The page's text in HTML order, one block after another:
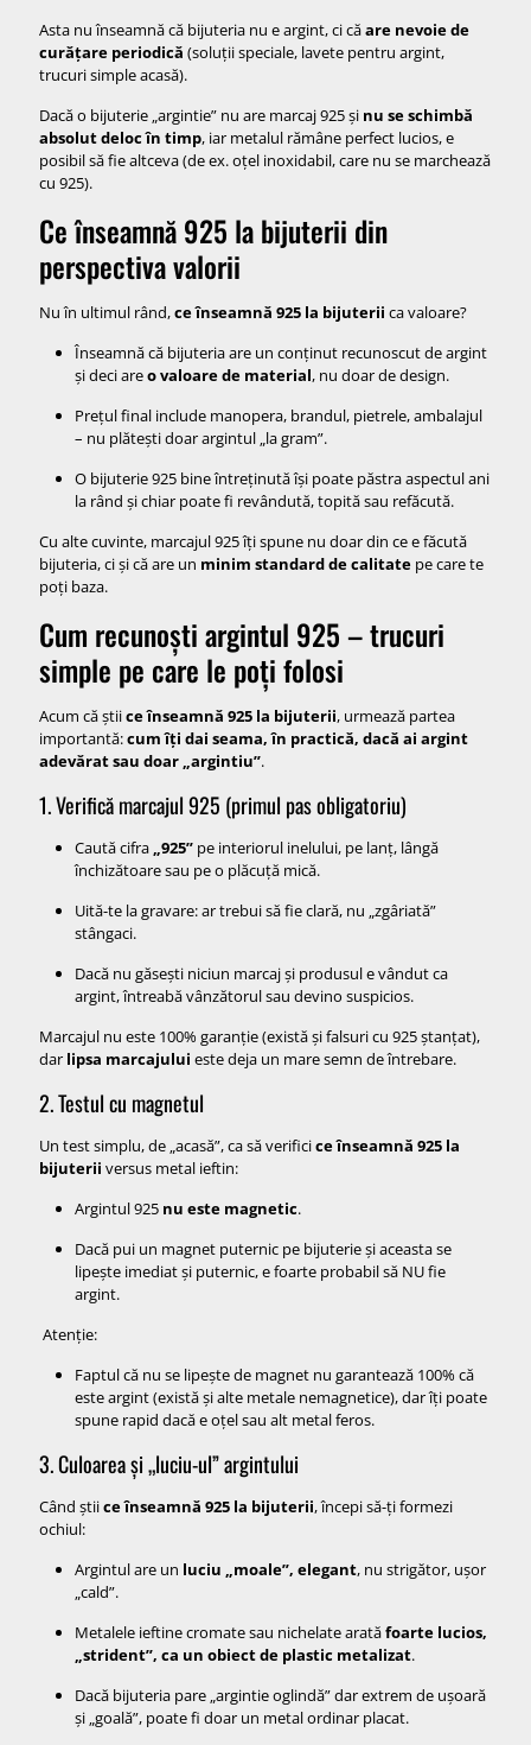
Asta nu înseamnă că bijuteria nu e argint, ci căare nevoie de
curățare periodică (soluții speciale, lavete pentru argint,
trucuri simple acasă).
Dacă o bijuterie „argintie” nu are marcaj 925 și nu se schimbă
absolut deloc în timp, iar metalul rămâne perfect lucios, e
posibil să fie altceva (de ex. oțel inoxidabil, care nu se marchează
cu 925).
Ce înseamnă 925 la bijuterii din
perspectiva valorii
Nu în ultimul rând,ce înseamnă 925 la bijuterii ca valoare?
Înseamnă că bijuteria are un conținut recunoscut de argint
și deci areo valoare de material, nu doar de design.
Prețul final include manopera, brandul, pietrele, ambalajul
– nu plătești doar argintul „la gram”.
O bijuterie 925 bine întreținută își poate păstra aspectul ani
la rând și chiar poate fi revândută, topită sau refăcută.
Cu alte cuvinte, marcajul 925 îți spune nu doar din ce e făcută
bijuteria, ci și că are un minim standard de calitate pe care te
poți baza.
Cum recunoști argintul 925 – trucuri
simple pe care le poți folosi
Acum că știice înseamnă 925 la bijuterii, urmează partea
importantă:cum îți dai seama, în practică, dacă ai argint
adevărat sau doar „argintiu”.
1. Verifică marcajul 925 (primul pas obligatoriu)
Caută cifra „925” pe interiorul inelului, pe lanț, lângă
închizătoare sau pe o plăcuță mică.
Uită-te la gravare: ar trebui să fie clară, nu „zgâriată”
stângaci.
Dacă nu găsești niciun marcaj și produsul e vândut ca
argint, întreabă vânzătorul sau devino suspicios.
Marcajul nu este 100% garanție (există și falsuri cu 925 ștanțat),
dar lipsa marcajului este deja un mare semn de întrebare.
2. Testul cu magnetul
Un test simplu, de „acasă”, ca să verificice înseamnă 925 la
bijuterii versus metal ieftin:
Argintul 925 nu este magnetic.
Dacă pui un magnet puternic pe bijuterie și aceasta se
lipește imediat și puternic, e foarte probabil să NU fie
argint.
Atenție:
Faptul că nu se lipește de magnet nu garantează 100% că
este argint (există și alte metale nemagnetice), dar îți poate
spune rapid dacă e oțel sau alt metal feros.
3. Culoarea și „luciu-ul” argintului
Când știice înseamnă 925 la bijuterii, începi să-ți formezi
ochiul:
Argintul are un luciu „moale”, elegant, nu strigător, ușor
„cald”.
Metalele ieftine cromate sau nichelate aratăfoarte lucios,
„strident”, ca un obiect de plastic metalizat.
Dacă bijuteria pare „argintie oglindă” dar extrem de ușoară
și „goală”, poate fi doar un metal ordinar placat.